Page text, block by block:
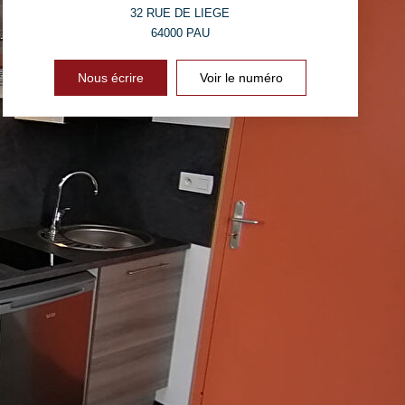
32 RUE DE LIEGE
64000 PAU
Nous écrire Voir le numéro